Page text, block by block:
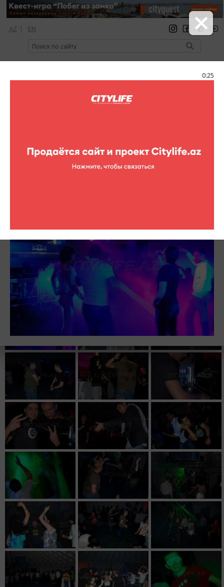
0:24
AZ | EN
регистрация вход Citylife Magazine
Andy Daniell в Баку!
самым молодым резидентом “Defected Records” в клубе “El
Divino”/Ibiza. Его сэты прозвучали в самых крупных и
известных клубах мира. Место приобретения билетов: Бутик
«Miss Sixty» / ул. Азиза Алиева 9
Розыгрыш билетов на вечеринку с Andy Daniell завершен!